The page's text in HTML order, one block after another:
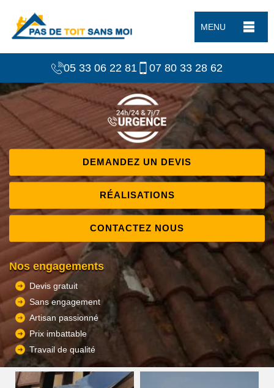
MENU
05 33 06 22 81 07 80 33 28 62
DEMANDEZ UN DEVIS
RÉALISATIONS
CONTACTEZ NOUS
Nos engagements
Devis gratuit
Sans engagement
Artisan passionné
Prix imbattable
Travail de qualité